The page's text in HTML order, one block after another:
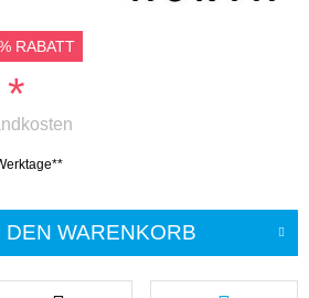
RABATT
DEN WARENKORB